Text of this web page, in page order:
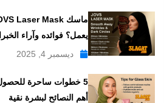
يعمل؟ فوائده وآراء
ديسمبر 4, 2025
5 خطوات ساحرة
أهم النصائح لبشرة نقية